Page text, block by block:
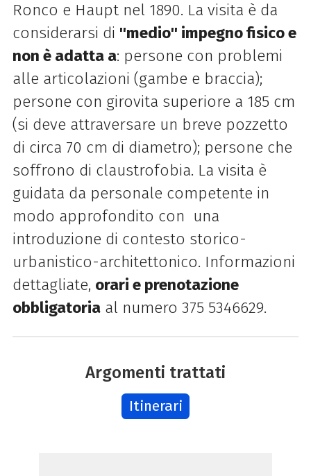
Ronco e Haupt nel 1890. La visita è da
considerarsi di ''medio'' impegno fisico e
non è adatta a: persone con problemi
alle articolazioni (gambe e braccia);
persone con girovita superiore a 185 cm
(si deve attraversare un breve pozzetto
di circa 70 cm di diametro); persone che
soffrono di claustrofobia. La visita è
guidata da personale competente in
modo approfondito con una
introduzione di contesto storico-
urbanistico-architettonico. Informazioni
dettagliate, orari e prenotazione
obbligatoriaal numero 375 5346629.
Argomenti trattati
Itinerari